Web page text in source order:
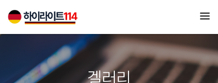
겔러리